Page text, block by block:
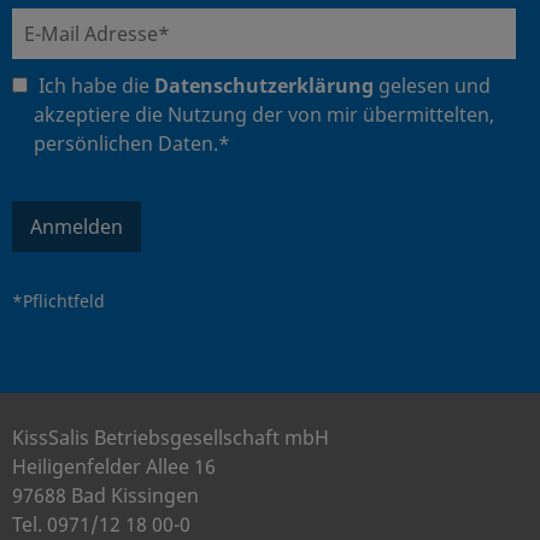
Ich habe die Datenschutzerklärung gelesen und
akzeptiere die Nutzung der von mir übermittelten,
persönlichen Daten.*
Anmelden
*Pflichtfeld
KissSalis Betriebsgesellschaft mbH
Heiligenfelder Allee 16
97688 Bad Kissingen
Tel. 0971/12 18 00-0